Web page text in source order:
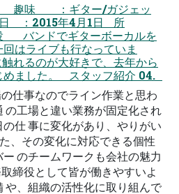
味 ：ギター/ガジェッ
：2015年4月1日 所
ンドでギターボーカルを
はライブも行なっていま
れるのが大好きで、去年から
めました。 スタッフ紹介 04.
仕事なのでライン作業と思わ
の工場と違い業務が固定化され
仕 事に変化があり、やりがい
その変化に対応できる個性
のチームワークも会社の魅力
締役として皆が働きやすいよ
や、組織の活性化に取り組んで